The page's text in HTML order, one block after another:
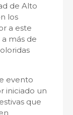
de Alto
los
a este
más de
evento
iniciado un
que